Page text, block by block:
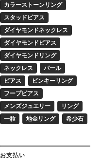
カラーストーンリング
スタッドピアス
ダイヤモンドネックレス
ダイヤモンドピアス
ダイヤモンドリング
ネックレス
パール
ピアス
ピンキーリング
フープピアス
メンズジュエリー
リング
一粒
地金リング 希少石
お支払い